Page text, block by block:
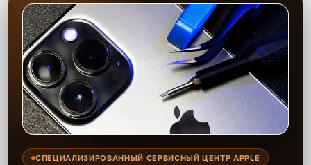
СПЕЦИАЛИЗИРОВАННЫЙ СЕРВИСНЫЙ ЦЕНТР APPLE